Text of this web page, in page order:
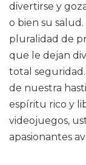
divertirse y
o bien su
pluralidad de
que le dejan
total
de nuestra
espíritu rico y
videojuegos,
apasionantes